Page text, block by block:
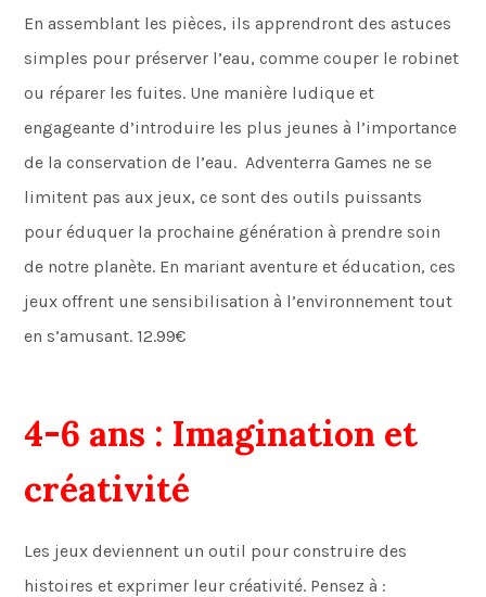
En assemblant les pièces, ils apprendront des astuces
simples pour préserver l’eau, comme couper le robinet
ou réparer les fuites. Une manière ludique et
engageante d’introduire les plus jeunes à l’importance
de la conservation de l’eau. Adventerra Games ne se
limitent pas aux jeux, ce sont des outils puissants
pour éduquer la prochaine génération à prendre soin
de notre planète. En mariant aventure et éducation, ces
jeux offrent une sensibilisation à l’environnement tout
en s’amusant. 12.99€
4-6 ans : Imagination et
créativité
Les jeux deviennent un outil pour construire des
histoires et exprimer leur créativité. Pensez à :